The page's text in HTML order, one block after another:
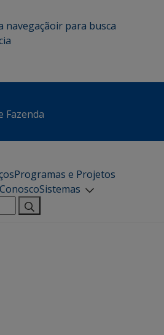
navegaçãoir para busca
Fazenda
Programas e Projetos
Sistemas